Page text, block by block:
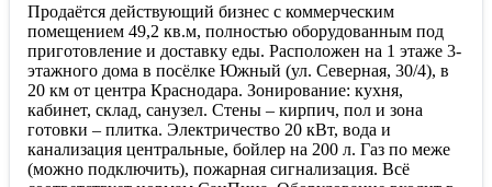
Продаётся действующий бизнес с коммерческим
помещением 49,2 кв.м, полностью оборудованным под
приготовление и доставку еды. Расположен на 1 этаже 3-
этажного дома в посёлке Южный (ул. Северная, 30/4), в
20 км от центра Краснодара. Зонирование: кухня,
кабинет, склад, санузел. Стены – кирпич, пол и зона
готовки – плитка. Электричество 20 кВт, вода и
канализация центральные, бойлер на 200 л. Газ по меже
(можно подключить), пожарная сигнализация. Всё